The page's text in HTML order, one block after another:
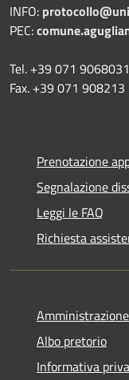
INFO:
PEC:
Tel. +39 071 9068031
Fax. +39 071 908213
Prenotazione
Segnalazione
Leggi le FAQ
Richiesta
Albo pretorio
Informativa